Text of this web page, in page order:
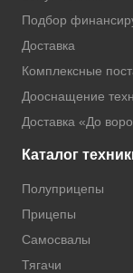
Подбор
Доставка
Комплексные
Дооснащение
Доставка «До
Каталог
Полуприцепы
Прицепы
Самосвалы
Тягачи